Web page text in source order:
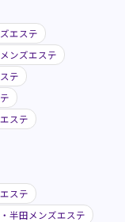
エステ
ンズエステ
テ
ステ
ステ
半田メンズエステ